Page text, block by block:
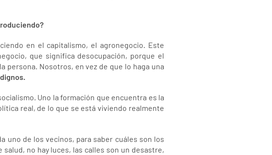
en el capitalismo, el agronegocio. Este
que significa desocupación, porque el
persona. Nosotros, en vez de que lo haga una
Uno la formación que encuentra es la
real, de lo que se está viviendo realmente
uno de los vecinos, para saber cuáles son los
no hay luces, las calles son un desastre,